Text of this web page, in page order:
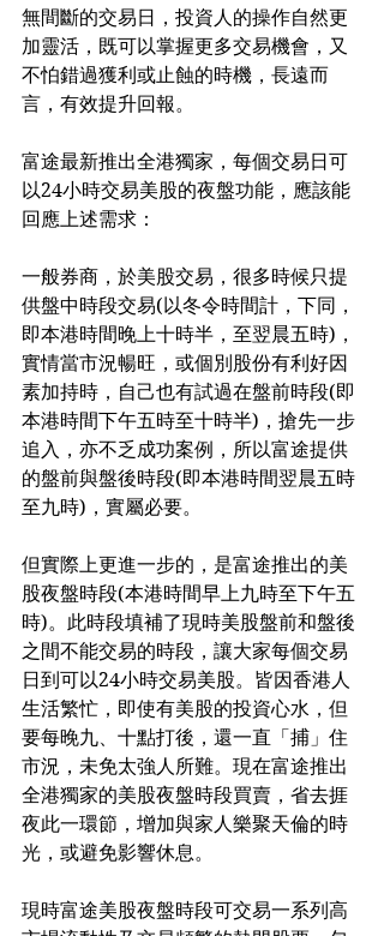
無間斷的交易日，投資人的操作自然更
加靈活，既可以掌握更多交易機會，又
不怕錯過獲利或止蝕的時機，長遠而
言，有效提升回報。
富途最新推出全港獨家，每個交易日可
以24小時交易美股的夜盤功能，應該能
回應上述需求：
一般券商，於美股交易，很多時候只提
供盤中時段交易(以冬令時間計，下同，
即本港時間晚上十時半，至翌晨五時)，
實情當市況暢旺，或個別股份有利好因
素加持時，自己也有試過在盤前時段(即
本港時間下午五時至十時半)，搶先一步
追入，亦不乏成功案例，所以富途提供
的盤前與盤後時段(即本港時間翌晨五時
至九時)，實屬必要。
但實際上更進一步的，是富途推出的美
股夜盤時段(本港時間早上九時至下午五
時)。此時段填補了現時美股盤前和盤後
之間不能交易的時段，讓大家每個交易
日到可以24小時交易美股。皆因香港人
生活繁忙，即使有美股的投資心水，但
要每晚九、十點打後，還一直「捕」住
市況，未免太強人所難。現在富途推出
全港獨家的美股夜盤時段買賣，省去捱
夜此一環節，增加與家人樂聚天倫的時
光，或避免影響休息。
現時富途美股夜盤時段可交易一系列高